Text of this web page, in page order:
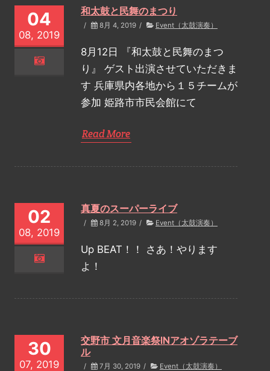
04
08, 2019
和太鼓と民舞のまつり
/ 8月 4, 2019 / Event（太鼓演奏）
8月12日 『和太鼓と民舞のまつ
り』 ゲスト出演させていただきま
す 兵庫県内各地から１５チームが
参加 姫路市市民会館にて
Read More
02
08, 2019
真夏のスーパーライブ
/ 8月 2, 2019 / Event（太鼓演奏）
Up BEAT！！ さあ！やります
よ！
30
07, 2019
交野市 文月音楽祭INアオゾラテーブ
ル
/ 7月 30, 2019 / Event（太鼓演奏）